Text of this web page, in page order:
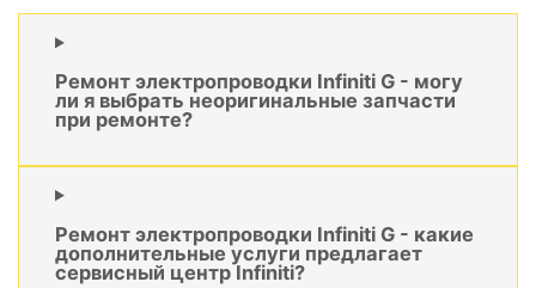
Ремонт электропроводки Infiniti G - могу
ли я выбрать неоригинальные запчасти
при ремонте?
Ремонт электропроводки Infiniti G - какие
дополнительные услуги предлагает
сервисный центр Infiniti?